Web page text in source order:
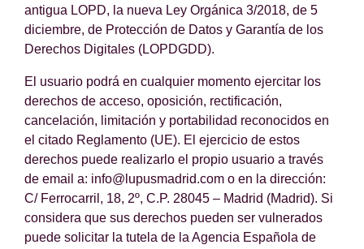
antigua LOPD, la nueva Ley Orgánica 3/2018, de 5
diciembre, de Protección de Datos y Garantía de los
Derechos Digitales (LOPDGDD).
El usuario podrá en cualquier momento ejercitar los
derechos de acceso, oposición, rectificación,
cancelación, limitación y portabilidad reconocidos en
el citado Reglamento (UE). El ejercicio de estos
derechos puede realizarlo el propio usuario a través
de email a: info@lupusmadrid.com o en la dirección:
C/ Ferrocarril, 18, 2º, C.P. 28045 – Madrid (Madrid). Si
considera que sus derechos pueden ser vulnerados
puede solicitar la tutela de la Agencia Española de